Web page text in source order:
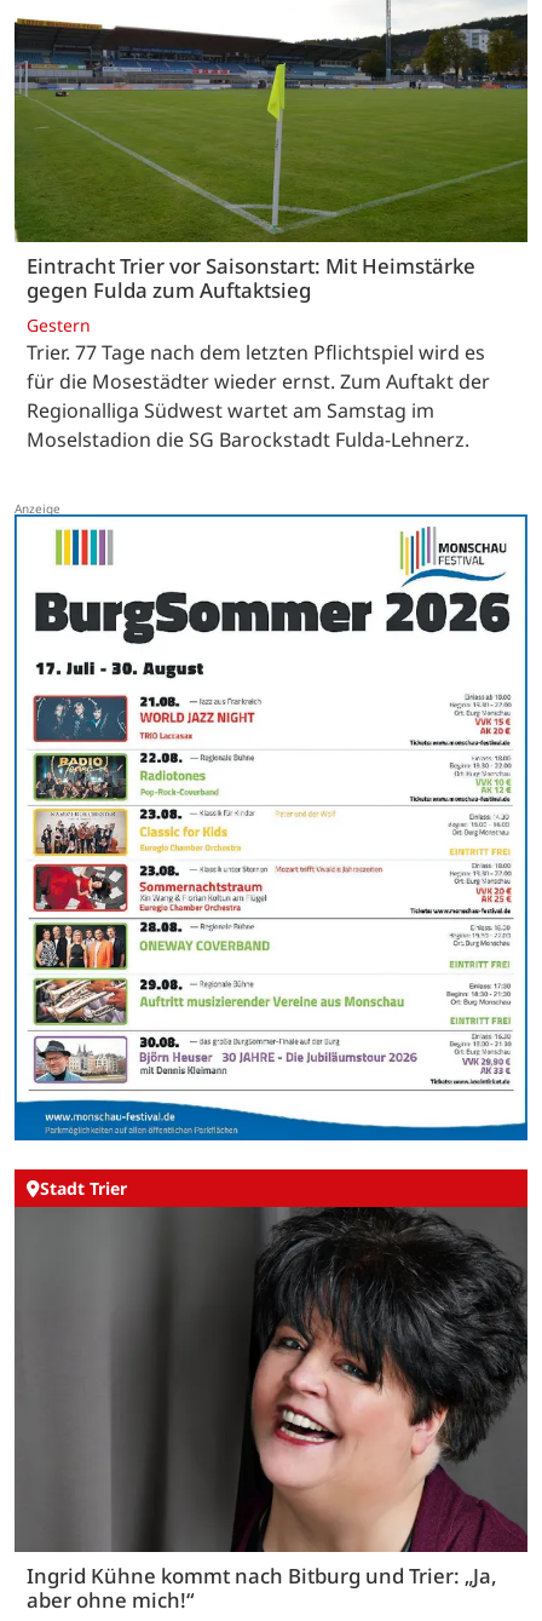
Eintracht Trier vor Saisonstart: Mit Heimstärke
gegen Fulda zum Auftaktsieg
Gestern
Trier. 77 Tage nach dem letzten Pflichtspiel wird es
für die Mosestädter wieder ernst. Zum Auftakt der
Regionalliga Südwest wartet am Samstag im
Moselstadion die SG Barockstadt Fulda-Lehnerz.
Stadt Trier
Ingrid Kühne kommt nach Bitburg und Trier: „Ja,
aber ohne mich!“